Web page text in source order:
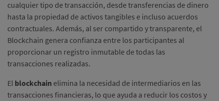
cualquier tipo de transacción, desde transferencias de dinero
hasta la propiedad de activos tangibles e incluso acuerdos
contractuales. Además, al ser compartido y transparente, el
Blockchain genera confianza entre los participantes al
proporcionar un registro inmutable de todas las
transacciones realizadas.
El blockchain elimina la necesidad de intermediarios en las
transacciones financieras, lo que ayuda a reducir los costos y